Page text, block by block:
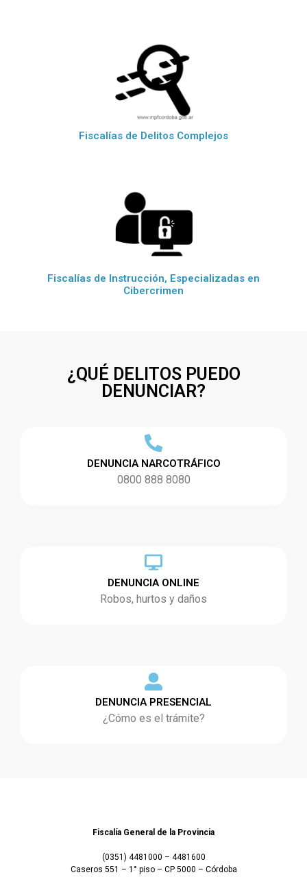
Fiscalías de Delitos Complejos
Fiscalías de Instrucción, Especializadas en
Cibercrimen
¿QUÉ DELITOS PUEDO
DENUNCIAR?
DENUNCIA NARCOTRÁFICO
0800 888 8080
DENUNCIA ONLINE
Robos, hurtos y daños
DENUNCIA PRESENCIAL
¿Cómo es el trámite?
Fiscalía General de la Provincia
(0351) 4481000 – 4481600
Caseros 551 – 1° piso – CP 5000 – Córdoba